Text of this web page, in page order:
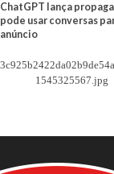
ChatGPT lança
pode usar conversas
anúncio